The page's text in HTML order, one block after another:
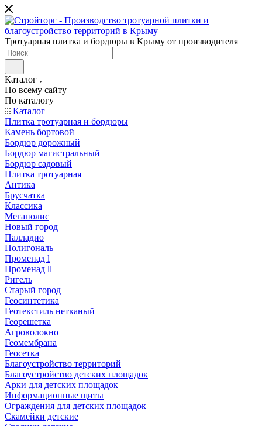
Тротуарная плитка и бордюры в Крыму от производителя
Каталог
По всему сайту
По каталогу
Каталог
Плитка тротуарная и бордюры
Камень бортовой
Бордюр дорожный
Бордюр магистральный
Бордюр садовый
Плитка тротуарная
Антика
Брусчатка
Классика
Мегаполис
Новый город
Палладио
Полигональ
Променад l
Променад ll
Ригель
Старый город
Геосинтетика
Геотекстиль нетканый
Георешетка
Агроволокно
Геомембрана
Геосетка
Благоустройство территорий
Благоустройство детских площадок
Арки для детских площадок
Информационные щиты
Ограждения для детских площадок
Скамейки детские